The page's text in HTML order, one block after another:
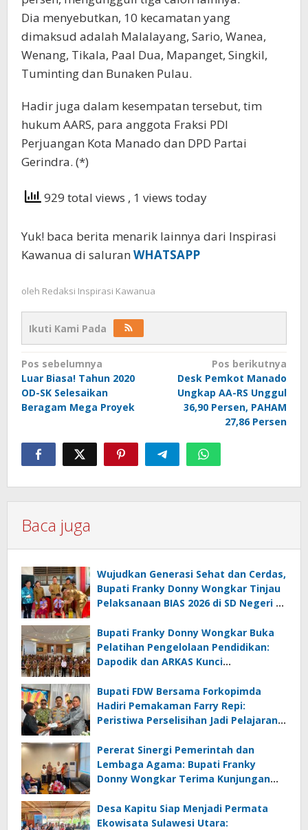
Dia menyebutkan, 10 kecamatan yang
dimaksud adalah Malalayang, Sario, Wanea,
Wenang, Tikala, Paal Dua, Mapanget, Singkil,
Tuminting dan Bunaken Pulau.
Hadir juga dalam kesempatan tersebut, tim
hukum AARS, para anggota Fraksi PDI
Perjuangan Kota Manado dan DPD Partai
Gerindra. (*)
929 total views , 1 views today
Yuk! baca berita menarik lainnya dari Inspirasi
Kawanua di saluran WHATSAPP
oleh Redaksi Inspirasi Kawanua
Ikuti Kami Pada
Navigasi
pos
Pos sebelumnya
Luar Biasa! Tahun 2020
OD-SK Selesaikan
Beragam Mega Proyek
Pos berikutnya
Desk Pemkot Manado
Ungkap AA-RS Unggul
36,90 Persen, PAHAM
27,86 Persen
Baca juga
Wujudkan Generasi Sehat dan Cerdas,
Bupati Franky Donny Wongkar Tinjau
Pelaksanaan BIAS 2026 di SD Negeri 2
Bupati Franky Donny Wongkar Buka
Pelatihan Pengelolaan Pendidikan:
Dapodik dan ARKAS Kunci
Minahasa Selatan
Bupati FDW Bersama Forkopimda
Hadiri Pemakaman Farry Repi:
Peristiwa Perselisihan Jadi Pelajaran,
Diutamakan
Pererat Sinergi Pemerintah dan
Lembaga Agama: Bupati Franky
Donny Wongkar Terima Kunjungan
Desa Kapitu Siap Menjadi Permata
Ekowisata Sulawesi Utara: